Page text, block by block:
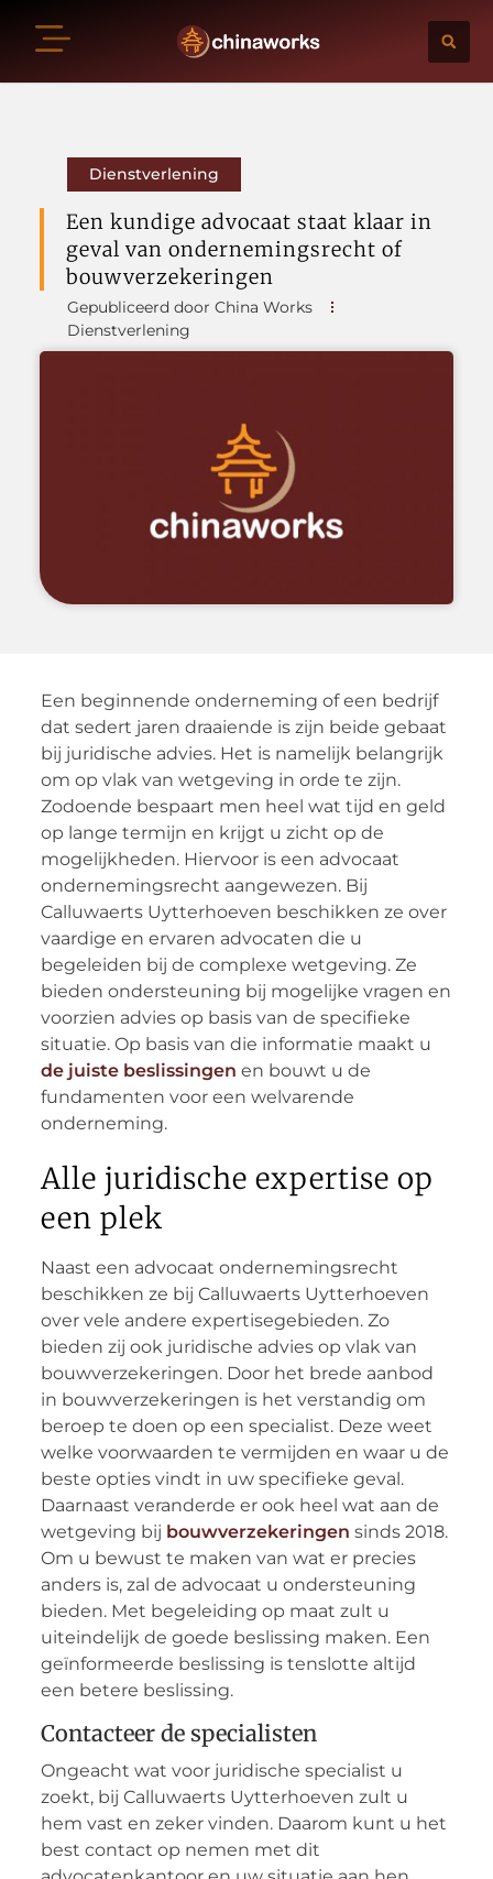
Dienstverlening
Een kundige advocaat staat klaar in
geval van ondernemingsrecht of
bouwverzekeringen
Gepubliceerd door China Works
Dienstverlening
Een beginnende onderneming of een bedrijf
dat sedert jaren draaiende is zijn beide gebaat
bij juridische advies. Het is namelijk belangrijk
om op vlak van wetgeving in orde te zijn.
Zodoende bespaart men heel wat tijd en geld
op lange termijn en krijgt u zicht op de
mogelijkheden. Hiervoor is een advocaat
ondernemingsrecht aangewezen. Bij
Calluwaerts Uytterhoeven beschikken ze over
vaardige en ervaren advocaten die u
begeleiden bij de complexe wetgeving. Ze
bieden ondersteuning bij mogelijke vragen en
voorzien advies op basis van de specifieke
situatie. Op basis van die informatie maakt u
de juiste beslissingen en bouwt u de
fundamenten voor een welvarende
onderneming.
Alle juridische expertise op
een plek
Naast een advocaat ondernemingsrecht
beschikken ze bij Calluwaerts Uytterhoeven
over vele andere expertisegebieden. Zo
bieden zij ook juridische advies op vlak van
bouwverzekeringen. Door het brede aanbod
in bouwverzekeringen is het verstandig om
beroep te doen op een specialist. Deze weet
welke voorwaarden te vermijden en waar u de
beste opties vindt in uw specifieke geval.
Daarnaast veranderde er ook heel wat aan de
wetgeving bij bouwverzekeringen sinds 2018.
Om u bewust te maken van wat er precies
anders is, zal de advocaat u ondersteuning
bieden. Met begeleiding op maat zult u
uiteindelijk de goede beslissing maken. Een
geïnformeerde beslissing is tenslotte altijd
een betere beslissing.
Contacteer de specialisten
Ongeacht wat voor juridische specialist u
zoekt, bij Calluwaerts Uytterhoeven zult u
hem vast en zeker vinden. Daarom kunt u het
best contact op nemen met dit